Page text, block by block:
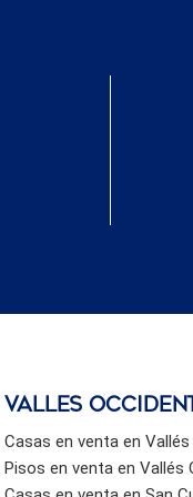
valles
Casas en venta en
Pisos en venta en Vallés